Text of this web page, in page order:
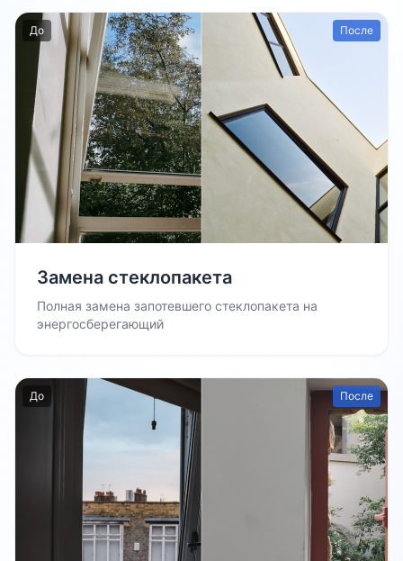
До После
Замена стеклопакета
Полная замена запотевшего стеклопакета на
энергосберегающий
До После